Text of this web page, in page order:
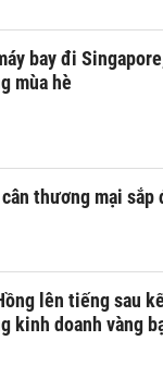
bay đi
mùa hè
cân thương mại sắp
lên tiếng sau
kinh doanh vàng